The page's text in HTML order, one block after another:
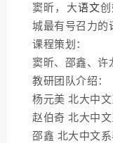
窦昕，大语文
城最有号召力的
课程策划：
窦昕、邵鑫、许
教研团队介绍：
杨元美 北大中
赵伯奇 北大中
邵鑫 北大中文